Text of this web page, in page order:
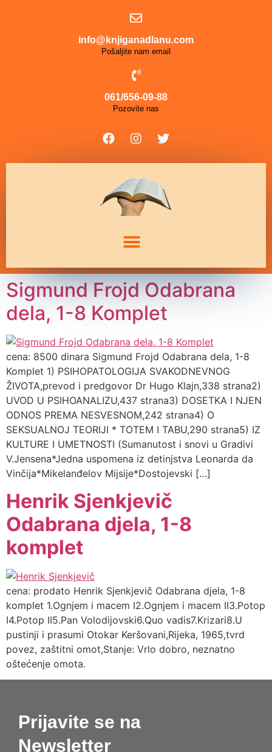
info@knjiganadlanu.com
Pošaljite nam email
061/656-09-88
Pozovite nas
Sigmund Frojd Odabrana
dela, 1-8 Komplet
cena: 8500 dinara Sigmund Frojd Odabrana dela, 1-8
Komplet 1) PSIHOPATOLOGIJA SVAKODNEVNOG
ŽIVOTA,prevod i predgovor Dr Hugo Klajn,338 strana2)
UVOD U PSIHOANALIZU,437 strana3) DOSETKA I NJEN
ODNOS PREMA NESVESNOM,242 strana4) O
SEKSUALNOJ TEORIJI * TOTEM I TABU,290 strana5) IZ
KULTURE I UMETNOSTI (Sumanutost i snovi u Gradivi
V.Jensena*Jedna uspomena iz detinjstva Leonarda da
Vinčija*Mikelanđelov Mijsije*Dostojevski […]
Henrik Sjenkjevič
Odabrana djela, 1-8
komplet
cena: prodato Henrik Sjenkjevič Odabrana djela, 1-8
komplet 1.Ognjem i macem I2.Ognjem i macem II3.Potop
I4.Potop II5.Pan Volodijovski6.Quo vadis7.Krizari8.U
pustinji i prasumi Otokar Keršovani,Rijeka, 1965,tvrd
povez, zaštitni omot,Stanje: Vrlo dobro, neznatno
oštećenje omota.
Prijavite se na
Newsletter